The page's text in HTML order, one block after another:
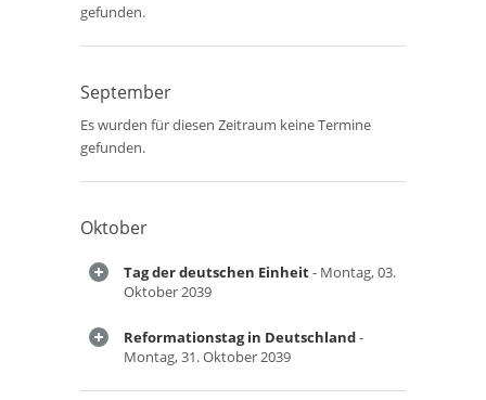
gefunden.
September
Es wurden für diesen Zeitraum keine Termine
gefunden.
Oktober
Tag der deutschen Einheit- Montag, 03.
Oktober 2039
Reformationstag in Deutschland-
Montag, 31. Oktober 2039